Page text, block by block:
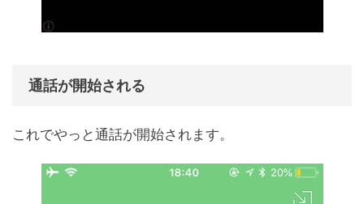
通話が開始される
これでやっと通話が開始されます。